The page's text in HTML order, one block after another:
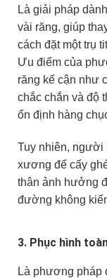
Là giải pháp
vài răng, giúp
cách đặt một trụ
Ưu điểm của
răng kế cận như
chắc chắn và độ
ổn định hàng
Tuy nhiên, người
xương để cấy
thân ảnh hưởng
đường không
3. Phục hình
Là phương pháp